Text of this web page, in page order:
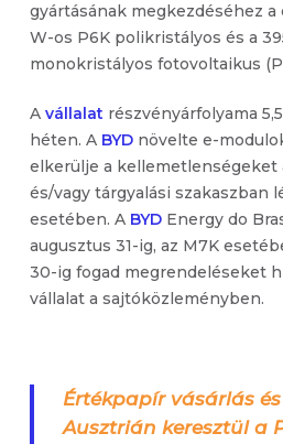
gyártásának megkezdéséhez a
W-os P6K polikristályos és a
monokristályos fotovoltaikus
A vállalat részvényárfolyama
héten. A BYDnövelte e-
elkerülje a kellemetlenségeket
és/vagy tárgyalási szakaszban
esetében. A BYDEnergy do
augusztus 31-ig, az M7K
30-ig fogad megrendeléseket
vállalat a sajtóközleményben.
Értékpapír vásárlás
Ausztrián keresztül a